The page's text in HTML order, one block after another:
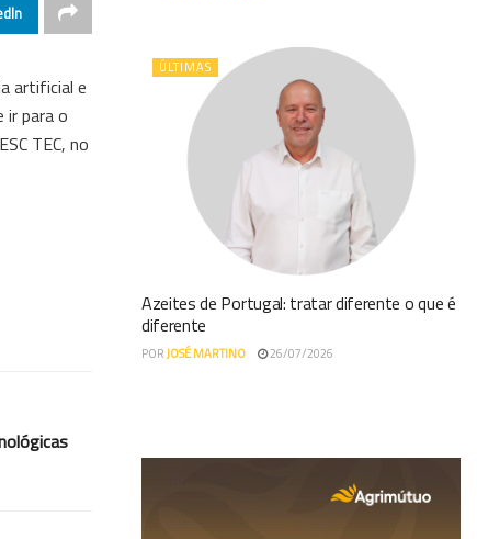
artificial e
ir para o
TEC, no
ÚLTIMAS
Azeites de Portugal: tratar diferente o que é
diferente
PORJOSÉ MARTINO 26/07/2026